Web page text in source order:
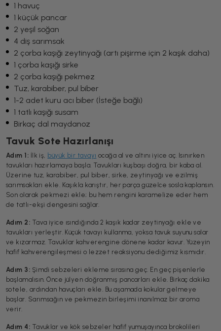
1 havuç
1 küçük pancar
2 yeşil soğan
4 diş sarımsak
2 çorba kaşığı zeytinyağı (artı pişirme için 2 kaşık daha)
1 çorba kaşığı sirke
2 çorba kaşığı pekmez
Tuz, karabiber, pul biber
1-2 adet kuru acı biber (İsteğe bağlı)
1 tatlı kaşığı susam
Birkaç dal maydanoz
Tavuk Sote Hazırlanışı
Adım 1: İlk iş, büyük bir tavayı ocağa al ve altını iyice aç. Isınırken
tavukları hazırlamaya başla. Tavukları kuşbaşı doğra, bir kaba al.
Üzerine tuz, karabiber, pul biber, sirke, zeytinyağı ve ezilmiş
sarımsakları ekle. Kaşıkla karıştır, her parça güzelce sosla kaplansın.
Son olarak pekmezi ekle; bu hem rengini karamelize eder hem
de tatlı-ekşi dengesini sağlar.
Adım 2: Tava iyice ısındığında 2 kaşık kadar zeytinyağı ekle ve
tavukları yerleştir. Küçük tavayı kullanma, yoksa tavuk suyunu salar
ve kızarmaz. Tavuklar kahverengine dönene kadar kavur. Yüzeyin
hafif kahverengileşmesi o lezzet reaksiyonu dediğimiz kısmıdır.
Adım 3: Şimdi sebzeleri ekleme sırasına geç. En geç pişenlerle
başlamalısın. Önce jülyen doğranmış pancarları ekle. Birkaç dakika
sotele, ardından havuçları ekle. Bu aşamada kokular gelmeye
başlar. Sarımsağın ve pekmezin birleşimi inanılmaz bir aroma
verir.
Adım 4: Tavuklar ve kök sebzeler hafif yumuşayınca brokolileri